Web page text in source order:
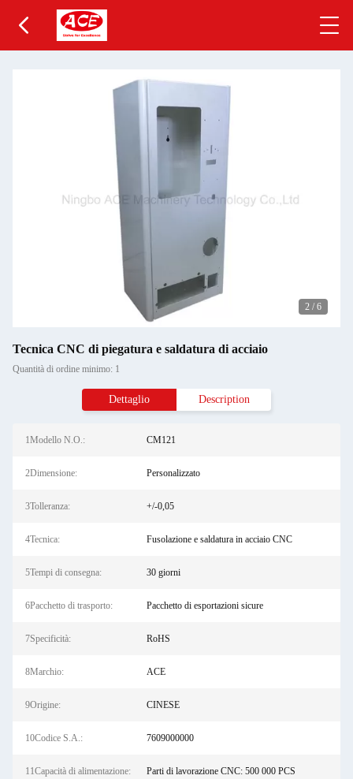
2 / 6
Tecnica CNC di piegatura e saldatura di acciaio
Quantità di ordine minimo: 1
Dettaglio Description
1Modello N.O.: CM121
2Dimensione: Personalizzato
3Tolleranza: +/-0,05
4Tecnica: Fusolazione e saldatura in acciaio CNC
5Tempi di consegna: 30 giorni
6Pacchetto di trasporto: Pacchetto di esportazioni sicure
7Specificità: RoHS
8Marchio: ACE
9Origine: CINESE
10Codice S.A.: 7609000000
11Capacità di alimentazione: Parti di lavorazione CNC: 500 000 PCS